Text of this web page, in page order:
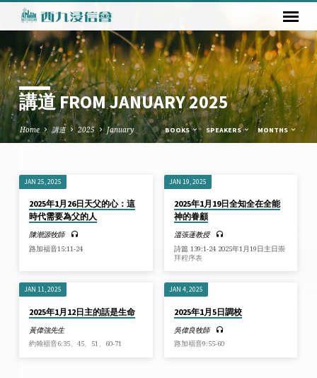
講道 FROM JANUARY 2025
Home 講道 2025 January BOOKS SPEAKERS MONTHS
講
道
FROM
JANUARY
JAN 25, 2025
2025年1月26日天父的心：這
時代需要為父的人
陳潮源牧師
路加福音15:11-24
JAN 19, 2025
2025年1月19日全知全在全能
神的眷顧
溫張蓮教授
詩篇 139:1-24 2025年1月19日主日崇
拜程序表
JAN 11, 2025
2025年1月12日主的話是生命
黃偉強先生
約翰福音6:35、45、51、60-71
JAN 4, 2025
2025年1月5日調校
吳偉良牧師
路加福音9:55-60